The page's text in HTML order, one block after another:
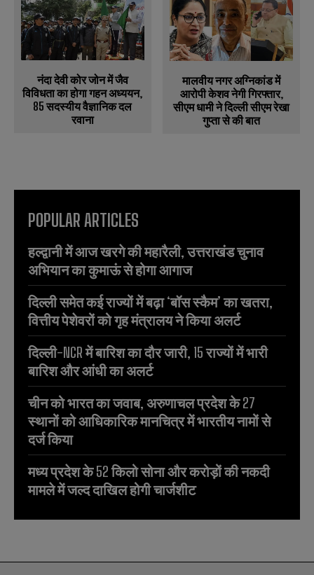
नंदा देवी कोर जोन में जैव
विविधता का होगा गहन अध्ययन,
85 सदस्यीय वैज्ञानिक दल
रवाना
मालवीय नगर अग्निकांड में
आरोपी केशव नेगी गिरफ्तार,
सीएम धामी ने दिल्ली सीएम रेखा
गुप्ता से की बात
POPULAR ARTICLES
हल्द्वानी में आज खरगे की महारैली, उत्तराखंड चुनाव
अभियान का कुमाऊं से होगा आगाज
दिल्ली समेत कई राज्यों में बढ़ा ‘बॉस स्कैम’ का खतरा,
वित्तीय पेशेवरों को गृह मंत्रालय ने किया अलर्ट
दिल्ली-NCR में बारिश का दौर जारी, 15 राज्यों में भारी
बारिश और आंधी का अलर्ट
चीन को भारत का जवाब, अरुणाचल प्रदेश के 27
स्थानों को आधिकारिक मानचित्र में भारतीय नामों से
दर्ज किया
मध्य प्रदेश के 52 किलो सोना और करोड़ों की नकदी
मामले में जल्द दाखिल होगी चार्जशीट